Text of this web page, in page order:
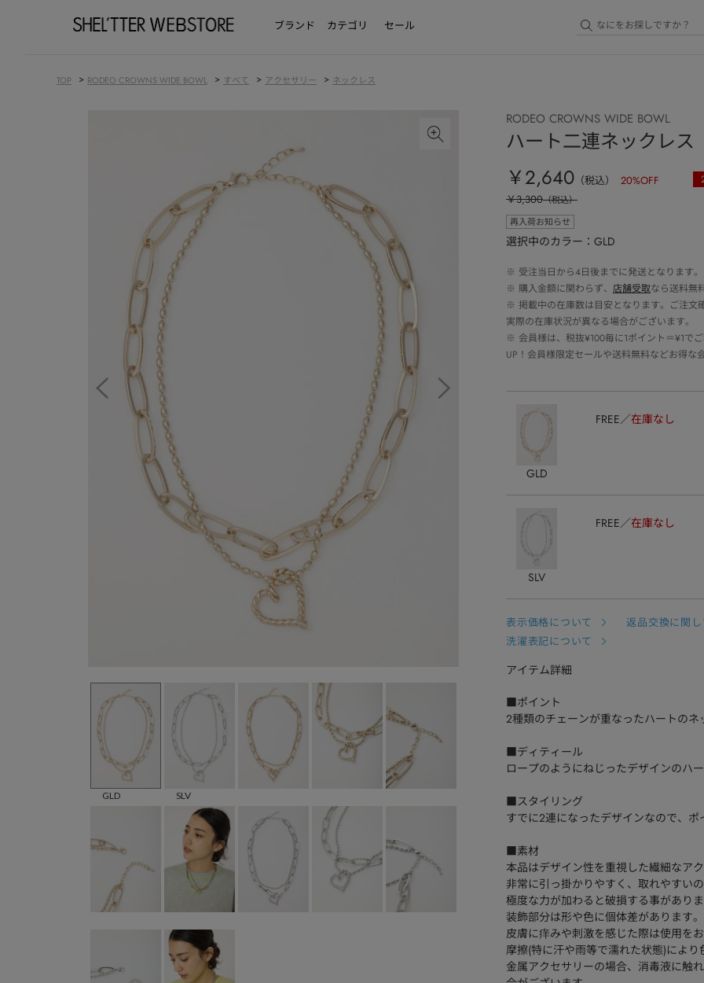
ブランド カテゴリ セール
TOP > RODEO CROWNS WIDE BOWL > すべて > アクセサリー > ネックレス
GLD SLV
RODEO CROWNS WIDE BOWL
ハート二連ネックレス
￥2,640 （税込） 20%OFF
￥3,300（税込）
再入荷お知らせ
選択中のカラー：GLD
※ 受注当日から4日後までに発送となります
※ 購入金額に関わらず、 店舗受取なら送料無
※ 掲載中の在庫数は目安となります。ご注文
実際の在庫状況が異なる場合がございます。
※ 会員様は、税抜¥100毎に1ポイント＝¥1で
UP！会員様限定セールや送料無料などお得な
GLD
FREE 在庫なし
SLV
FREE 在庫なし
表示価格について 返品交換に関し
洗濯表記について
アイテム詳細
■ポイント
2種類のチェーンが重なったハートのネ
■ディティール
ロープのようにねじったデザインのハ
■スタイリング
すでに2連になったデザインなので、ポ
■素材
本品はデザイン性を重視した繊細なアク
非常に引っ掛かりやすく、取れやすいの
極度な力が加わると破損する事がありま
装飾部分は形や色に個体差があります。
皮膚に痒みや刺激を感じた際は使用をお
摩擦(特に汗や雨等で濡れた状態)により
金属アクセサリーの場合、消毒液に触